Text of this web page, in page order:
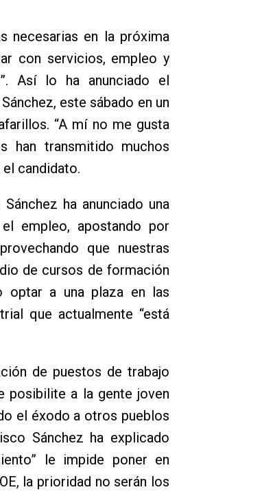
necesarias en la próxima
con servicios, empleo y
Así lo ha anunciado el
este sábado en un
“A mí no me gusta
han transmitido muchos
candidato.
ha anunciado una
empleo, apostando por
que nuestras
de cursos de formación
optar a una plaza en las
que actualmente “está
de puestos de trabajo
posibilite a la gente joven
el éxodo a otros pueblos
Sánchez ha explicado
le impide poner en
la prioridad no serán los